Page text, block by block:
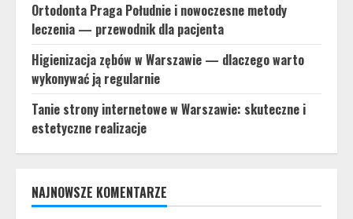
Ortodonta Praga Południe i nowoczesne metody
leczenia — przewodnik dla pacjenta
Higienizacja zębów w Warszawie — dlaczego warto
wykonywać ją regularnie
Tanie strony internetowe w Warszawie: skuteczne i
estetyczne realizacje
NAJNOWSZE KOMENTARZE